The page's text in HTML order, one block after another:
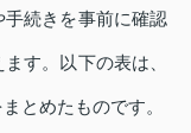
続きを事前に確認
す。以下の表は、
とめたものです。